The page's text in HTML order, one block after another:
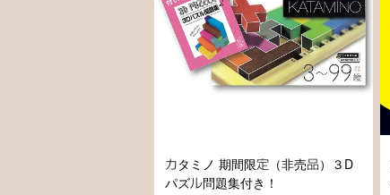
カタミノ 期間限定（非売品）３D
パズル問題集付き！